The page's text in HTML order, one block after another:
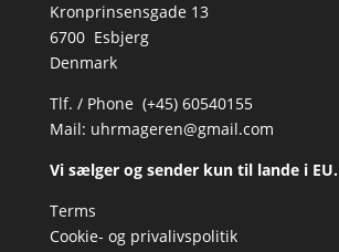
Kronprinsensgade 13
6700 Esbjerg
Denmark
Tlf. / Phone (+45) 60540155
Mail: uhrmageren@gmail.com
Vi sælger og sender kun til lande i EU.
Terms
Cookie- og privalivspolitik